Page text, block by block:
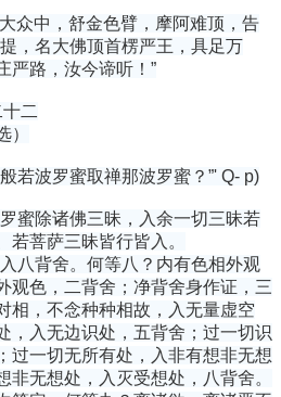
众中，舒金色臂，摩阿难顶，告
，名大佛顶首楞严王，具足万
严路，汝今谛听！”
二
）
若波罗蜜取禅那波罗蜜？”' Q- p)
除诸佛三昧，入余一切三昧若
若菩萨三昧皆行皆入。
八背舍。何等八？内有色相外观
观色，二背舍；净背舍身作证，三
相，不念种种相故，入无量虚空
，入无边识处，五背舍；过一切识
过一切无所有处，入非有想非无想
非无想处，入灭受想处，八背舍。